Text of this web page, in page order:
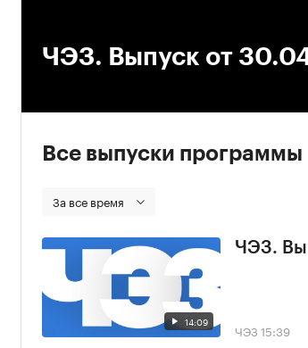
ЧЭЗ. Выпуск от
Все выпуски программы
За все время
14:09
ЧЭЗ.
ЧЭЗ 15:39